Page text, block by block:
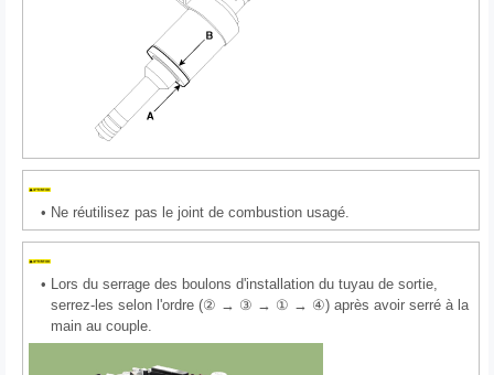
• Ne réutilisez pas le joint de combustion usagé.
• Lors du serrage des boulons d'installation du tuyau de sortie,
serrez-les selon l'ordre (② → ③ → ① → ④) après avoir serré à la
main au couple.